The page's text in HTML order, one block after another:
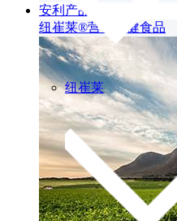
安利产品
纽崔莱®营养保健食品
纽崔莱